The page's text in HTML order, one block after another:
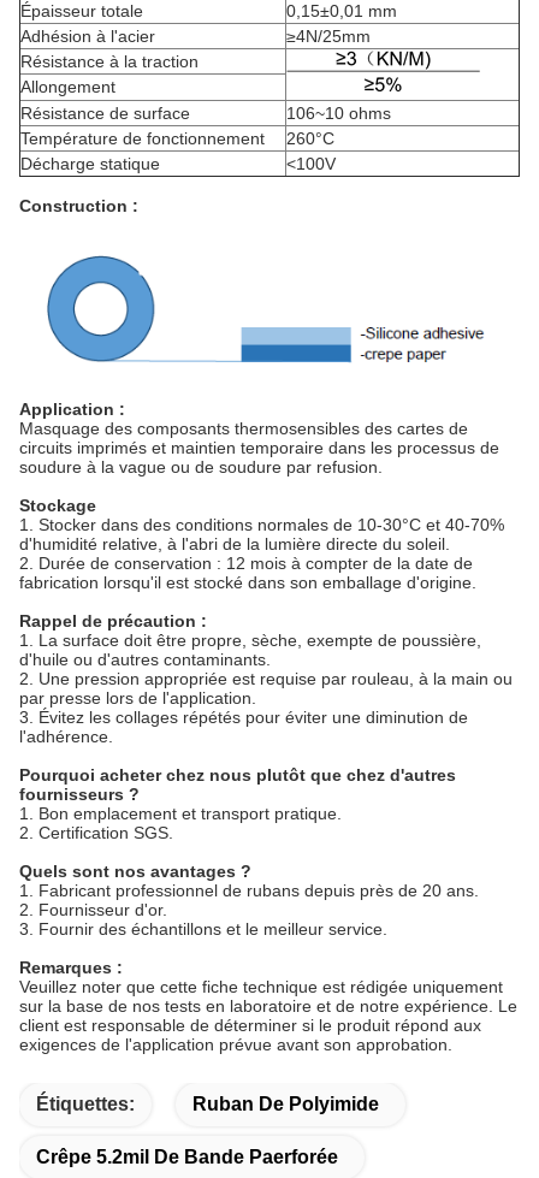
Épaisseur totale
0,15±0,01 mm
Adhésion à l'acier
≥4N/25mm
Résistance à la traction
Allongement
Résistance de surface
106~10 ohms
Température de fonctionnement
260°C
Décharge statique
<100V
Construction :
Application :
Masquage des composants thermosensibles des cartes de
circuits imprimés et maintien temporaire dans les processus de
soudure à la vague ou de soudure par refusion.
Stockage
1. Stocker dans des conditions normales de 10-30°C et 40-70%
d'humidité relative, à l'abri de la lumière directe du soleil.
2. Durée de conservation : 12 mois à compter de la date de
fabrication lorsqu'il est stocké dans son emballage d'origine.
Rappel de précaution :
1. La surface doit être propre, sèche, exempte de poussière,
d'huile ou d'autres contaminants.
2. Une pression appropriée est requise par rouleau, à la main ou
par presse lors de l'application.
3. Évitez les collages répétés pour éviter une diminution de
l'adhérence.
Pourquoi acheter chez nous plutôt que chez d'autres
fournisseurs ?
1. Bon emplacement et transport pratique.
2. Certification SGS.
Quels sont nos avantages ?
1. Fabricant professionnel de rubans depuis près de 20 ans.
2. Fournisseur d'or.
3. Fournir des échantillons et le meilleur service.
Remarques :
Veuillez noter que cette fiche technique est rédigée uniquement
sur la base de nos tests en laboratoire et de notre expérience. Le
client est responsable de déterminer si le produit répond aux
exigences de l'application prévue avant son approbation.
Étiquettes: Ruban De Polyimide
Crêpe 5.2mil De Bande Paerforée